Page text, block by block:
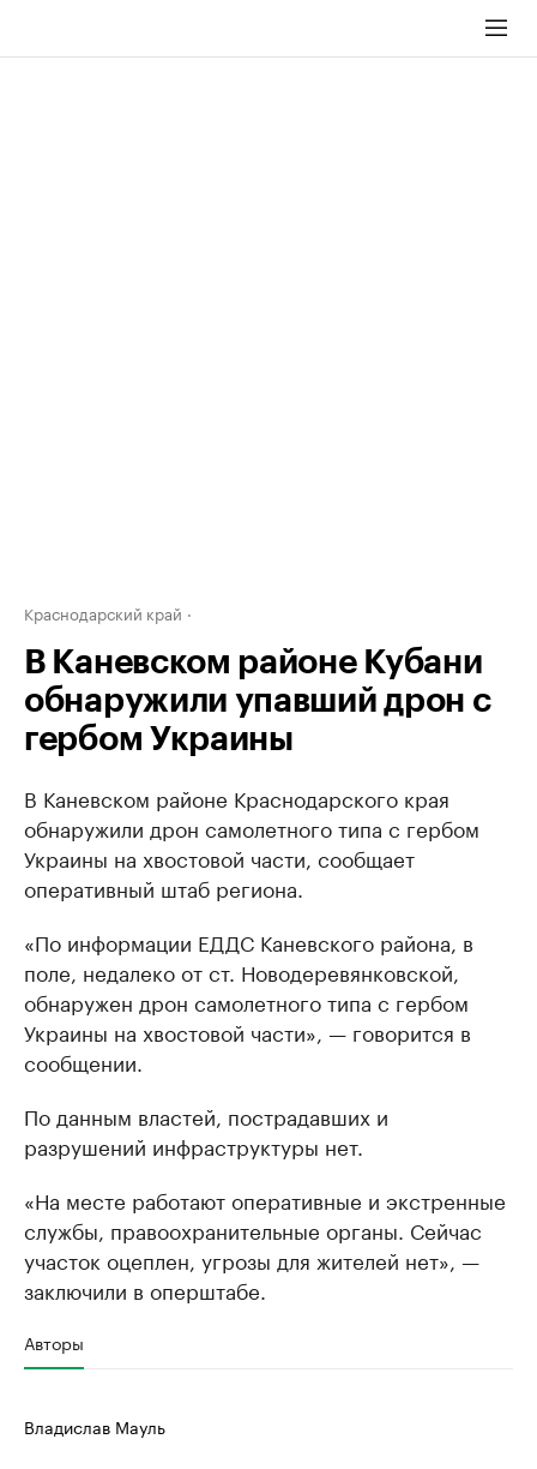
Краснодарский край
В Каневском районе Кубани
обнаружили упавший дрон с
гербом Украины
В Каневском районе Краснодарского края
обнаружили дрон самолетного типа с гербом
Украины на хвостовой части, сообщает
оперативный штаб региона.
«По информации ЕДДС Каневского района, в
поле, недалеко от ст. Новодеревянковской,
обнаружен дрон самолетного типа с гербом
Украины на хвостовой части», — говорится в
сообщении.
По данным властей, пострадавших и
разрушений инфраструктуры нет.
«На месте работают оперативные и экстренные
службы, правоохранительные органы. Сейчас
участок оцеплен, угрозы для жителей нет», —
заключили в оперштабе.
Авторы
Владислав Мауль